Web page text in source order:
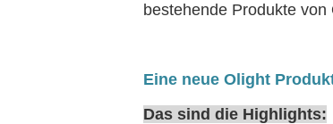
bestehende Produkte
Eine neue Olight
Das sind die Highlights: